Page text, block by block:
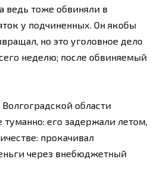
ведь тоже обвиняли в
у подчиненных. Он якобы
но это уголовное дело
неделю; после обвиняемый
области
его задержали летом,
прокачивал
через внебюджетный